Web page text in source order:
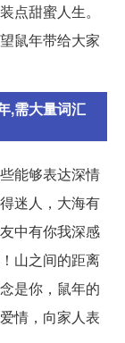
点甜蜜人生。
鼠年带给大家
,需大量词汇
能够表达深情
迷人，大海有
中有你我深感
山之间的距离
是你，鼠年的
情，向家人表